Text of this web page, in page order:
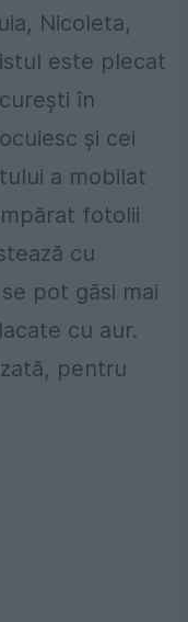
Nicoleta,
este plecat
în
și cei
a mobilat
fotolii
cu
pot găsi mai
cu aur.
pentru